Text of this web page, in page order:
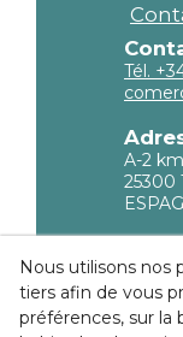
Tél.
A-2
25300
Nous utilisons nos
tiers afin de vous
préférences, sur la